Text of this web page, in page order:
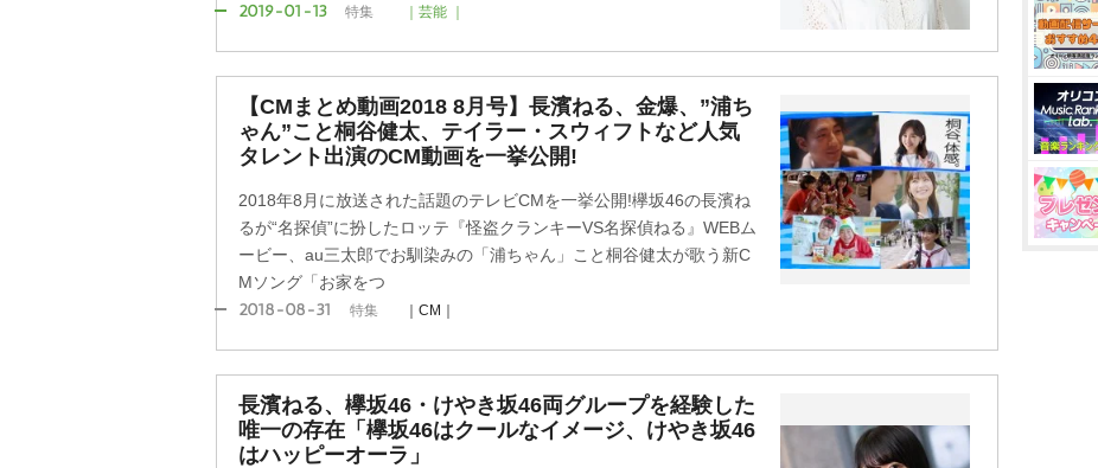
2019-01-13 特集 ｜芸能 ｜
【CMまとめ動画2018 8月号】長濱ねる、金爆、”浦ち
ゃん”こと桐谷健太、テイラー・スウィフトなど人気
タレント出演のCM動画を一挙公開!
2018年8月に放送された話題のテレビCMを一挙公開!欅坂46の長濱ね
るが“名探偵”に扮したロッテ『怪盗クランキーVS名探偵ねる』WEBム
ービー、au三太郎でお馴染みの「浦ちゃん」こと桐谷健太が歌う新C
Mソング「お家をつ
2018-08-31 特集 ｜CM｜
長濱ねる、欅坂46・けやき坂46両グループを経験した
唯一の存在「欅坂46はクールなイメージ、けやき坂46
はハッピーオーラ」